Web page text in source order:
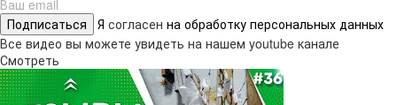
Подписаться Я согласен на обработку персональных данных
Все видео вы можете увидеть на нашем youtube канале
Смотреть